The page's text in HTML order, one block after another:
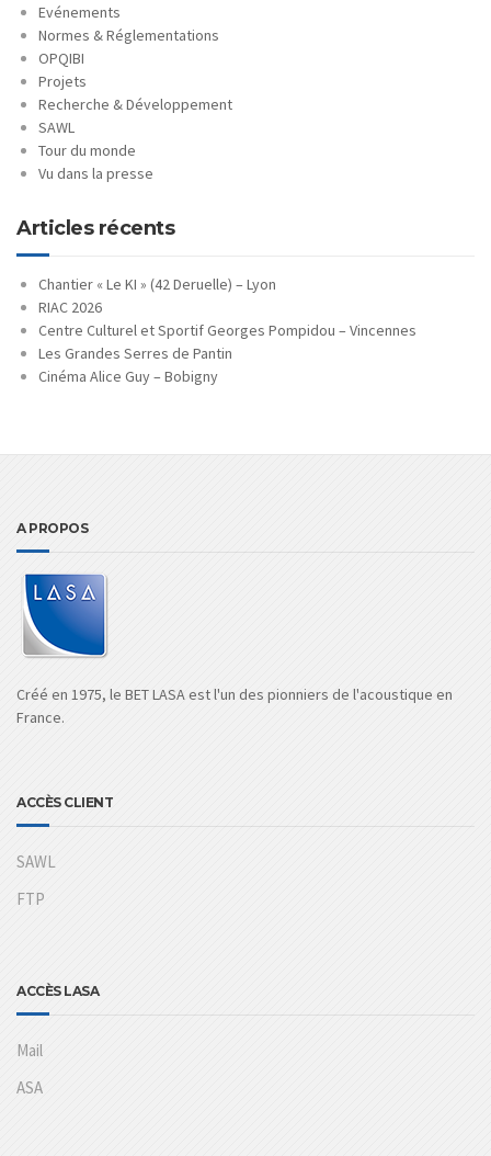
Evénements
Normes & Réglementations
OPQIBI
Projets
Recherche & Développement
SAWL
Tour du monde
Vu dans la presse
Articles récents
Chantier « Le KI » (42 Deruelle) – Lyon
RIAC 2026
Centre Culturel et Sportif Georges Pompidou – Vincennes
Les Grandes Serres de Pantin
Cinéma Alice Guy – Bobigny
A PROPOS
Créé en 1975, le BET LASA est l'un des pionniers de l'acoustique en
France.
ACCÈS CLIENT
SAWL
FTP
ACCÈS LASA
Mail
ASA